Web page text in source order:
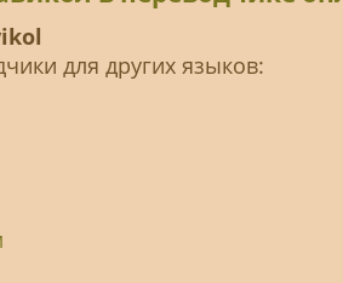
для других языков: